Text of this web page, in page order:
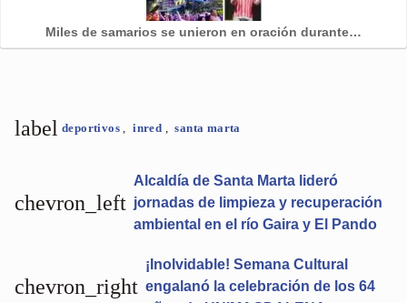
Miles de samarios se unieron en oración durante…
label deportivos, inred , santa marta
chevron_left
Alcaldía de Santa Marta lideró
jornadas de limpieza y recuperación
ambiental en el río Gaira y El Pando
¡Inolvidable! Semana Cultural
engalanó la celebración de los 64
chevron_right